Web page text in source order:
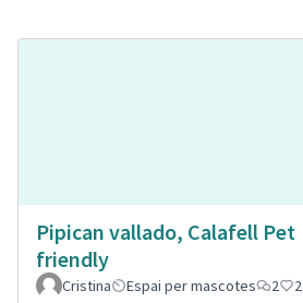
Pipican vallado, Calafell Pet
friendly
Cristina
Espai per mascotes 2 2